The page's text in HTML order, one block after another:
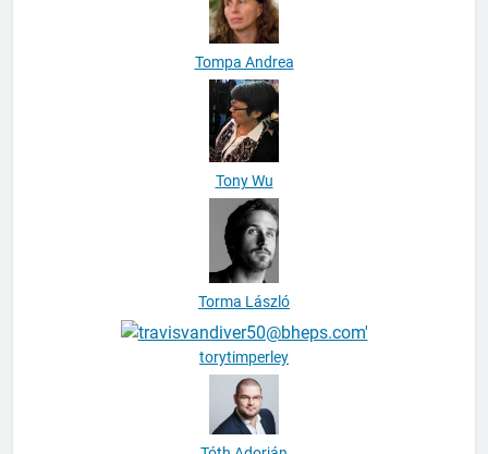
Tompa Andrea
Tony Wu
Torma László
torytimperley
Tóth Adorján